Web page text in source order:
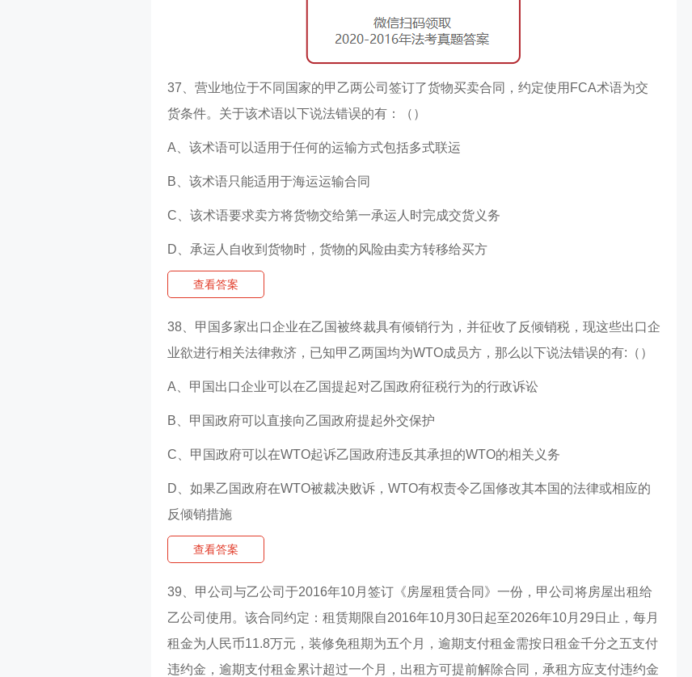
37、营业地位于不同国家的甲乙两公司签订了货物买卖合同，约定使用FCA术语为交
货条件。关于该术语以下说法错误的有：（）
A、该术语可以适用于任何的运输方式包括多式联运
B、该术语只能适用于海运运输合同
C、该术语要求卖方将货物交给第一承运人时完成交货义务
D、承运人自收到货物时，货物的风险由卖方转移给买方
查看答案
38、甲国多家出口企业在乙国被终裁具有倾销行为，并征收了反倾销税，现这些出口企
业欲进行相关法律救济，已知甲乙两国均为WTO成员方，那么以下说法错误的有:（）
A、甲国出口企业可以在乙国提起对乙国政府征税行为的行政诉讼
B、甲国政府可以直接向乙国政府提起外交保护
C、甲国政府可以在WTO起诉乙国政府违反其承担的WTO的相关义务
D、如果乙国政府在WTO被裁决败诉，WTO有权责令乙国修改其本国的法律或相应的
反倾销措施
查看答案
39、甲公司与乙公司于2016年10月签订《房屋租赁合同》一份，甲公司将房屋出租给
乙公司使用。该合同约定：租赁期限自2016年10月30日起至2026年10月29日止，每月
租金为人民币11.8万元，装修免租期为五个月，逾期支付租金需按日租金千分之五支付
违约金，逾期支付租金累计超过一个月，出租方可提前解除合同，承租方应支付违约金